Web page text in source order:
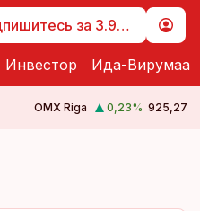
Подпишитесь за 3.99 €
Инвестор Ида-Вирумаа
OMX Riga 0,23% 925,27